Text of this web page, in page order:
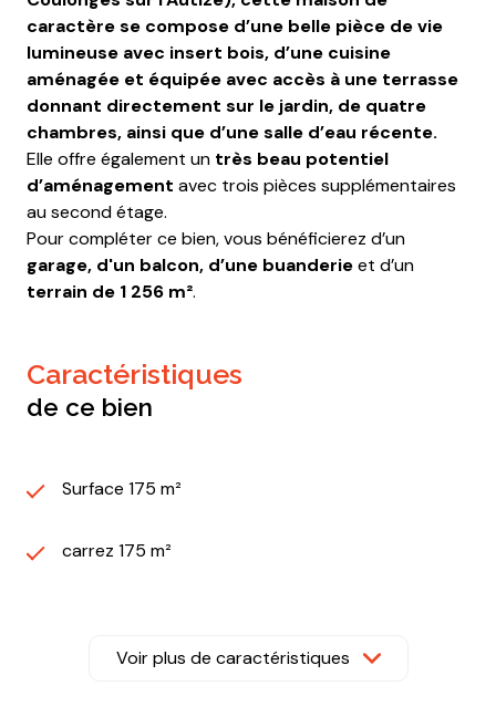
caractère se compose d’une belle pièce de vie
lumineuse avec insert bois, d’une cuisine
aménagée et équipée avec accès à une terrasse
donnant directement sur le jardin, de quatre
chambres, ainsi que d’une salle d’eau récente.
Elle offre également un très beau potentiel
d’aménagement avec trois pièces supplémentaires
au second étage.
Pour compléter ce bien, vous bénéficierez d’un
garage, d'un balcon, d’une buanderieet d’un
terrain de 1 256 m².
caractéristiques
de ce bien
Surface 175 m²
carrez 175 m²
séjour 37 m²
Voir plus de caractéristiques